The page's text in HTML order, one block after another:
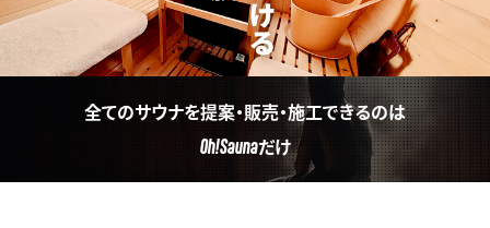
全てのサウナを提案・販売・施工できるのは
Oh!Saunaだけ